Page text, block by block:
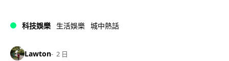
科技娛樂 生活娛樂 城中熱話
Lawton 2 日